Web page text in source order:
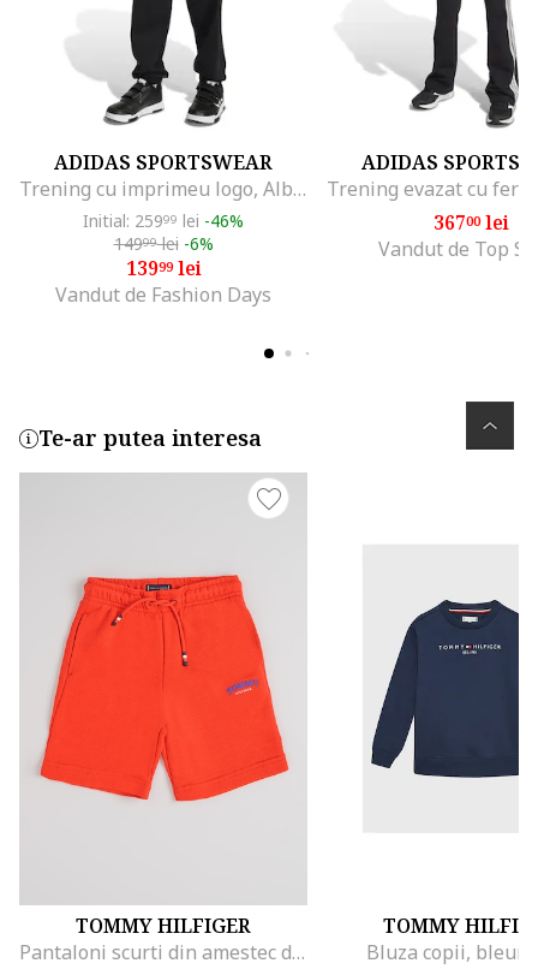
ADIDAS SPORTSWEAR
Trening cu imprimeu logo, Alb/Negru
Initial: 25999 lei -46%
14999lei -6%
13999lei
Vandut de Fashion Days
ADIDAS
36700lei
Vandut de Top
Te-ar putea interesa
TOMMY HILFIGER
Pantaloni scurti din amestec de bumbac cu snur, Rosu
TOMMY
Bluza copii,